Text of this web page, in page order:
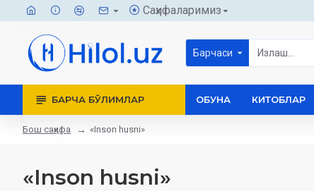
Саҳифаларимиз
Барчаси
БАРЧА БЎЛИМЛАР ОБУНА КИТОБЛАР
Бош саҳифа «Inson husni»
«Inson husni»